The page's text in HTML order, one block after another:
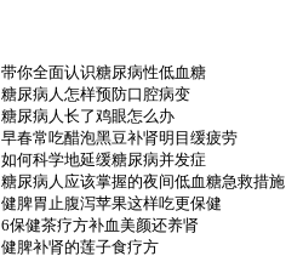
带你全面认识糖尿病性低血糖
糖尿病人怎样预防口腔病变
糖尿病人长了鸡眼怎么办
早春常吃醋泡黑豆补肾明目缓疲劳
如何科学地延缓糖尿病并发症
糖尿病人应该掌握的夜间低血糖急救措施
健脾胃止腹泻苹果这样吃更保健
6保健茶疗方补血美颜还养肾
健脾补肾的莲子食疗方